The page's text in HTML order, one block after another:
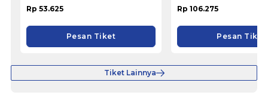
Rp 53.625
Pesan Tiket
Rp 106.275
Pesan Tiket
Tiket Lainnya